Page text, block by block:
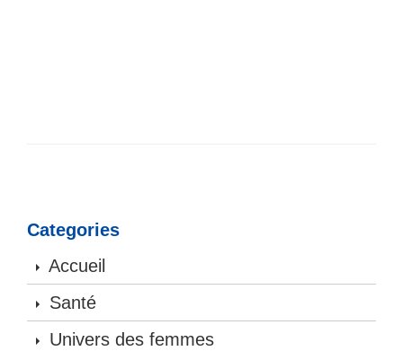
Categories
Accueil
Santé
Univers des femmes